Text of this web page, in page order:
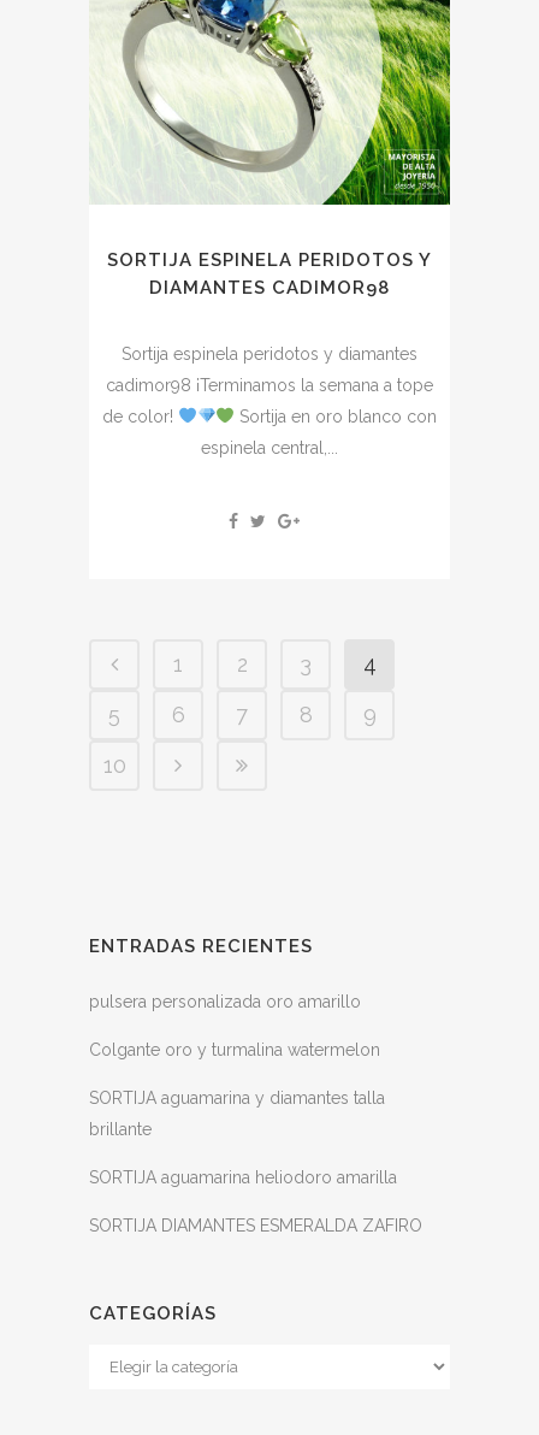
SORTIJA ESPINELA PERIDOTOS Y
DIAMANTES CADIMOR98
Sortija espinela peridotos y diamantes
cadimor98 ¡Terminamos la semana a tope
de color!
Sortija en oro blanco con
espinela central,...
1 2 3
4
5
6 7 8
9
10
ENTRADAS RECIENTES
pulsera personalizada oro amarillo
Colgante oro y turmalina watermelon
SORTIJA aguamarina y diamantes talla
brillante
SORTIJA aguamarina heliodoro amarilla
SORTIJA DIAMANTES ESMERALDA ZAFIRO
CATEGORÍAS
Categorías